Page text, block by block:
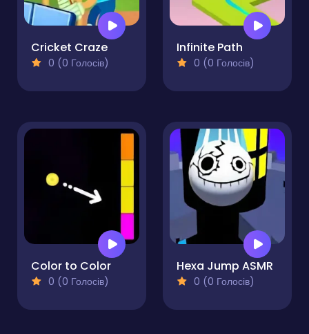
Cricket Craze
0 (0 Голосів)
Infinite Path
0 (0 Голосів)
Color to Color
0 (0 Голосів)
Hexa Jump ASMR
0 (0 Голосів)